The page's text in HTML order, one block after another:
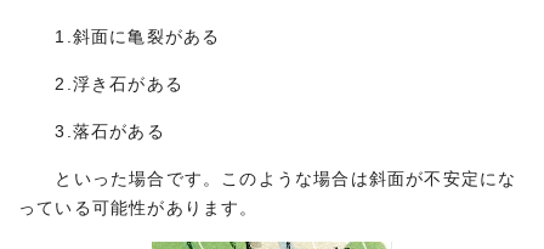
1.斜面に亀裂がある
2.浮き石がある
3.落石がある
といった場合です。このような場合は斜面が不安定にな
っている可能性があります。